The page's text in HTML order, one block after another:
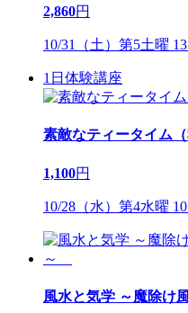
2,860円
10/31（土）第5土曜
1日体験講座
素敵なティータイ
1,100円
10/28（水）第4水曜
風水と気学 ～魔除け